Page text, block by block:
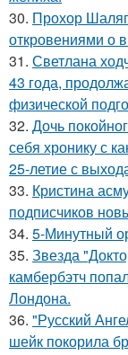
30. Прохор
откровениями о
31. Светлана
43 года,
физической
32. Дочь
себя хронику с
25-летие с
33. Кристина
подписчиков
34. 5-Минутный
35. Звезда
камбербэтч
Лондона.
36. "Русский
шейк покорила